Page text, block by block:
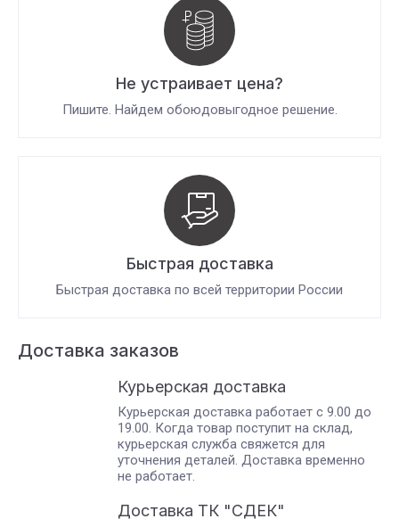
Не устраивает цена?
Пишите. Найдем обоюдовыгодное решение.
Быстрая доставка
Быстрая доставка по всей территории России
Доставка заказов
Курьерская доставка
Курьерская доставка работает с 9.00 до
19.00. Когда товар поступит на склад,
курьерская служба свяжется для
уточнения деталей. Доставка временно
не работает.
Доставка ТК "СДЕК"